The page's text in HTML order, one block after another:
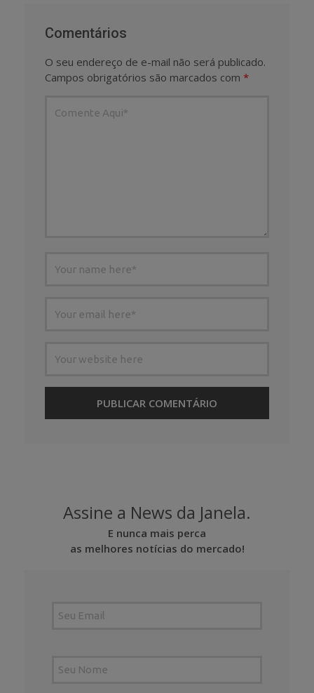
Comentários
O seu endereço de e-mail não será publicado.
Campos obrigatórios são marcados com *
Assine a News da Janela.
E nunca mais perca
as melhores notícias do mercado!